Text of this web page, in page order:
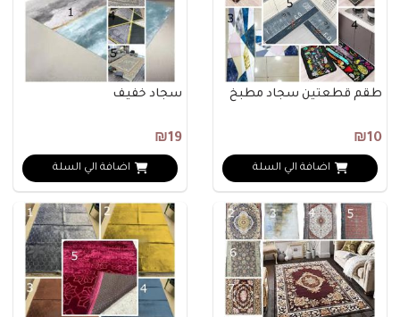
طقم قطعتين سجاد مطبخ
₪10
اضافة الي السلة
سجاد خفيف
₪19
اضافة الي السلة